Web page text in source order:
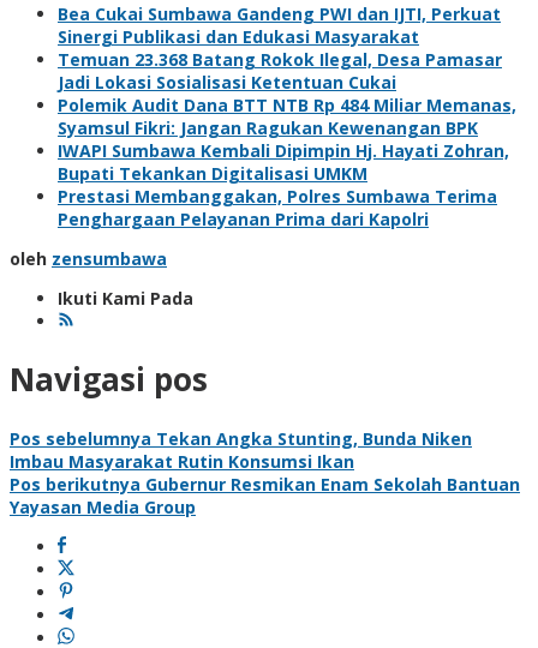
Bea Cukai Sumbawa Gandeng PWI dan IJTI, Perkuat
Sinergi Publikasi dan Edukasi Masyarakat
Temuan 23.368 Batang Rokok Ilegal, Desa Pamasar
Jadi Lokasi Sosialisasi Ketentuan Cukai
Polemik Audit Dana BTT NTB Rp 484 Miliar Memanas,
Syamsul Fikri: Jangan Ragukan Kewenangan BPK
IWAPI Sumbawa Kembali Dipimpin Hj. Hayati Zohran,
Bupati Tekankan Digitalisasi UMKM
Prestasi Membanggakan, Polres Sumbawa Terima
Penghargaan Pelayanan Prima dari Kapolri
oleh zensumbawa
Ikuti Kami Pada
Navigasi pos
Pos sebelumnya Tekan Angka Stunting, Bunda Niken
Imbau Masyarakat Rutin Konsumsi Ikan
Pos berikutnya Gubernur Resmikan Enam Sekolah Bantuan
Yayasan Media Group